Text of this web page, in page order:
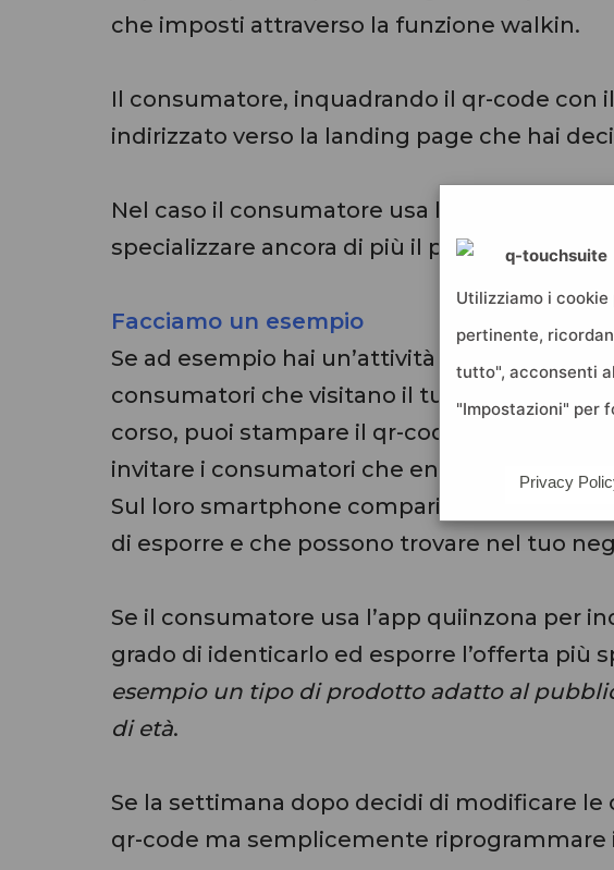
che imposti attraverso la funzione walkin.
Il consumatore, inquadrando il qr-code con
indirizzato verso la landing page che hai
Nel caso il consumatore usa l’app
specializzare ancora di più il percorso verso il
Facciamo un esempio
Se ad esempio hai un’attività in un centro
consumatori che visitano il tuo punto
corso, puoi stampare il qr-code , metterlo
invitare i consumatori che entrano ad
Sul loro smartphone comparirà la landing
di esporre e che possono trovare nel tuo
Se il consumatore usa l’app quiinzona per
grado di identicarlo ed esporre l’offerta più
esempio un tipo di prodotto adatto al
di età.
Se la settimana dopo decidi di modificare
qr-code ma semplicemente riprogrammare
q-touchsuite
Utilizziamo i
pertinente,
tutto", acconsenti
"Impostazioni" per
Privacy